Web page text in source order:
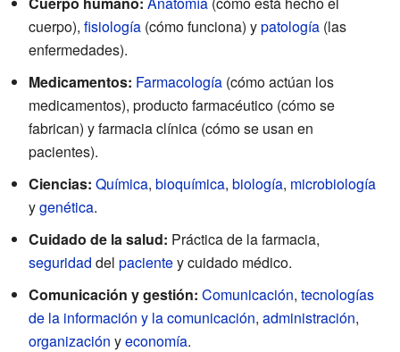
cuerpo), fisiología (cómo funciona) ypatología (las
enfermedades).
Medicamentos: Farmacología (cómo actúan los
medicamentos), producto farmacéutico (cómo se
fabrican) y farmacia clínica (cómo se usan en
pacientes).
Ciencias: Química, bioquímica, biología, microbiología
ygenética.
Cuidado de la salud: Práctica de la farmacia,
seguridad del pacientey cuidado médico.
Comunicación y gestión: Comunicación, tecnologías
de la información y la comunicación, administración,
organización yeconomía.